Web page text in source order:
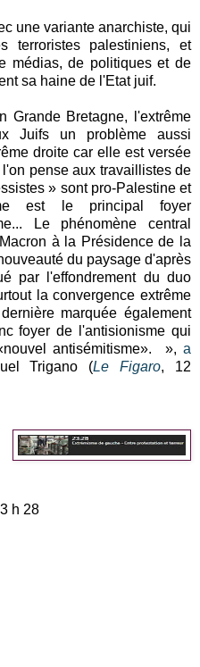
une variante anarchiste, qui
terroristes palestiniens, et
médias, de politiques et de
sa haine de l'Etat juif.
Grande Bretagne, l'extrême
Juifs un problème aussi
droite car elle est versée
pense aux travaillistes de
» sont pro-Palestine et
est le principal foyer
Le phénomène central
à la Présidence de la
du paysage d'après
par l'effondrement du duo
la convergence extrême
marquée également
foyer de l'antisionisme qui
antisémitisme». », a
Trigano (Le Figaro, 12
h 28